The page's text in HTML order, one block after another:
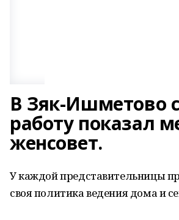
В Зяк-Ишметово
работу показал
женсовет.
У каждой представительницы
своя политика ведения дома и